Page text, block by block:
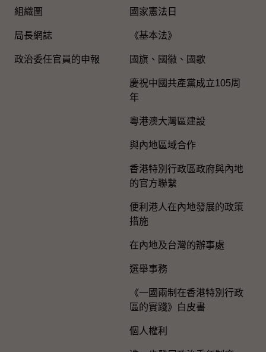
組織圖​
局長網誌
政治委任官員的申報
國家憲法日
《基本法》
國旗、國徽、國歌
慶祝中國共產黨成立105周
年
粵港澳大灣區建設
與內地區域合作
香港特別行政區政府與內地
的官方聯繫
便利港人在內地發展的政策
措施
在內地及台灣的辦事處
選舉事務
《一國兩制在香港特別行政
區的實踐》白皮書
個人權利